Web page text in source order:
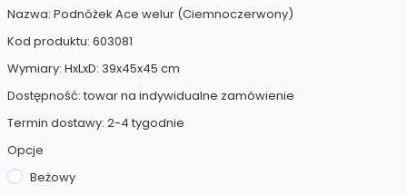
Nazwa: Podnóżek Ace welur (Ciemnoczerwony)
Kod produktu: 603081
Wymiary: HxLxD: 39x45x45 cm
Dostępność: towar na indywidualne zamówienie
Termin dostawy: 2-4 tygodnie
Opcje
Beżowy